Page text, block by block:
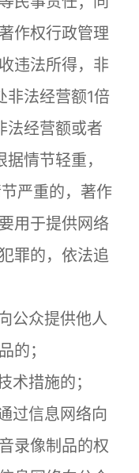
作权行政管理
违法所得，非
非法经营额1倍
法经营额或者
情节轻重，
严重的，著作
用于提供网络
罪的，依法追
公众提供他人
的；
措施的；
过信息网络向
录像制品的权